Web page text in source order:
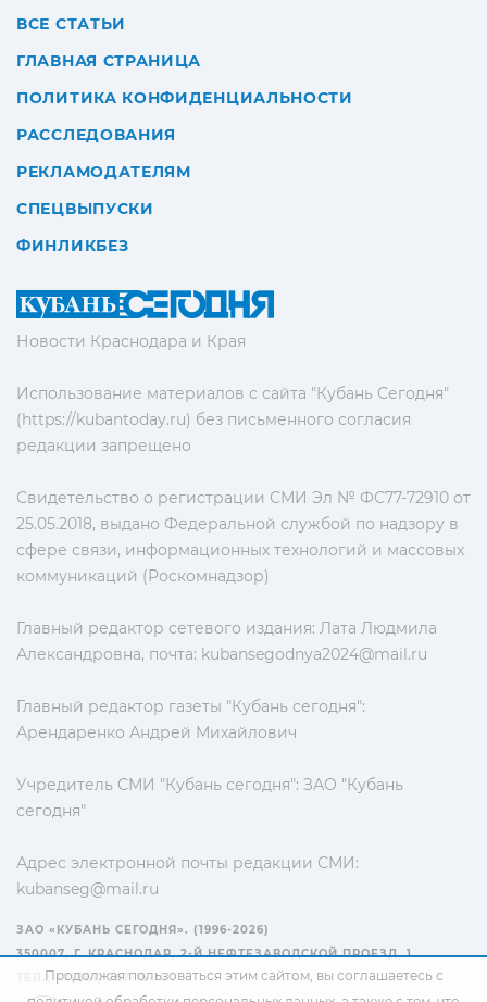
Новости Краснодара и Края
Использование материалов с сайта "Кубань Сегодня"
(https://kubantoday.ru) без письменного согласия
редакции запрещено
Свидетельство о регистрации СМИ Эл № ФС77-72910 от
25.05.2018, выдано Федеральной службой по надзору в
сфере связи, информационных технологий и массовых
коммуникаций (Роскомнадзор)
Главный редактор сетевого издания: Лата Людмила
Александровна, почта: kubansegodnya2024@mail.ru
Главный редактор газеты "Кубань сегодня":
Арендаренко Андрей Михайлович
Учредитель СМИ "Кубань сегодня": ЗАО "Кубань
сегодня"
Адрес электронной почты редакции СМИ:
kubanseg@mail.ru
ВСЕ СТАТЬИ
ГЛАВНАЯ СТРАНИЦА
ПОЛИТИКА КОНФИДЕНЦИАЛЬНОСТИ
РАССЛЕДОВАНИЯ
РЕКЛАМОДАТЕЛЯМ
СПЕЦВЫПУСКИ
ФИНЛИКБЕЗ
ЗАО «КУБАНЬ СЕГОДНЯ». (1996-2026)
350007, Г. КРАСНОДАР, 2-Й НЕФТЕЗАВОДСКОЙ ПРОЕЗД, 1
ТЕЛ.: +7(861) 267-15-15
Продолжая пользоваться этим сайтом, вы соглашаетесь с